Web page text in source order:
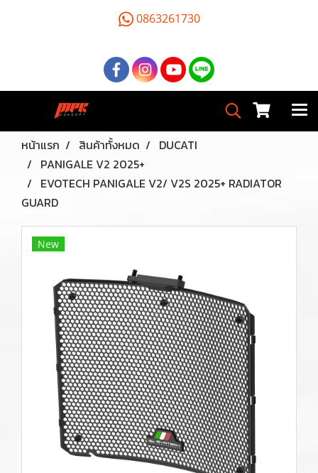
0863261730
หน้าแรก สินค้าทั้งหมด
DUCATI
PANIGALE V2 2025+
EVOTECH PANIGALE V2/ V2S 2025+ RADIATOR
GUARD
New